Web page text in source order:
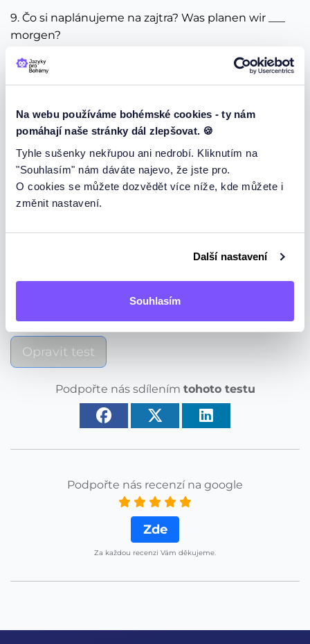
Na webu používáme bohémské cookies - ty nám
pomáhají naše stránky dál zlepšovat. 🍪
Tyhle sušenky nekřupou ani nedrobí. Kliknutím na
"Souhlasím" nám dáváte najevo, že jste pro.
O cookies se můžete dozvědět více níže, kde můžete i
změnit nastavení.
Další nastavení
Souhlasím
9. Čo si naplánujeme na zajtra? Was planen wir ___
morgen?
am
für
10. Prichádza vždy v piatok. Er kommt immer ____ .
bod)
Freitags
freitags
11. A teď královská otázka: Když ZÍTRA se německy
řekne "morgen" a ráno je německy "der Morgen", jak
am Morgen
Morgen bald
Opravit test
Podpořte nás sdílením tohoto testu
Podpořte nás recenzí na google
Zde
Za každou recenzi Vám děkujeme.